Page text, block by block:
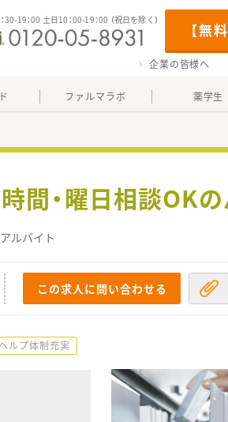
【無
30-19：00 土日10：00-19：00 （祝日を除く）
企業の皆様へ
ファルマラボ 薬学生
間・曜日相談OK
ルバイト
この求人に問い合わせる
ヘルプ体制充実